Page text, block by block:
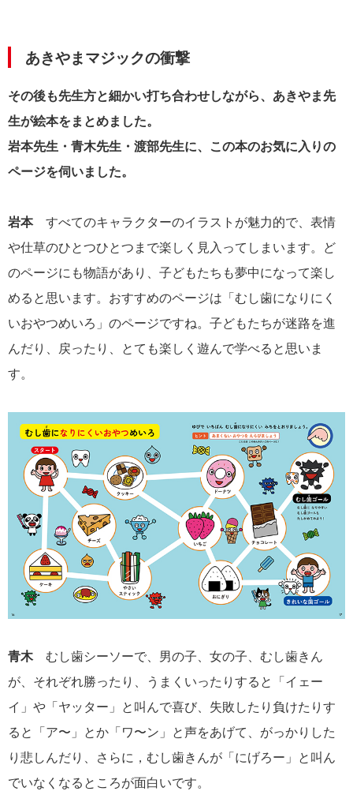
あきやまマジックの衝撃
その後も先生方と細かい打ち合わせしながら、あきやま先
生が絵本をまとめました。
岩本先生・青木先生・渡部先生に、この本のお気に入りの
ページを伺いました。
岩本すべてのキャラクターのイラストが魅力的で、表情
や仕草のひとつひとつまで楽しく見入ってしまいます。ど
のページにも物語があり、子どもたちも夢中になって楽し
めると思います。おすすめのページは「むし歯になりにく
いおやつめいろ」のページですね。子どもたちが迷路を進
んだり、戻ったり、とても楽しく遊んで学べると思いま
す。
青木むし歯シーソーで、男の子、女の子、むし歯きん
が、それぞれ勝ったり、うまくいったりすると「イェー
イ」や「ヤッター」と叫んで喜び、失敗したり負けたりす
ると「ア〜」とか「ワ〜ン」と声をあげて、がっかりした
り悲しんだり、さらに，むし歯きんが「にげろー」と叫ん
でいなくなるところが面白いです。